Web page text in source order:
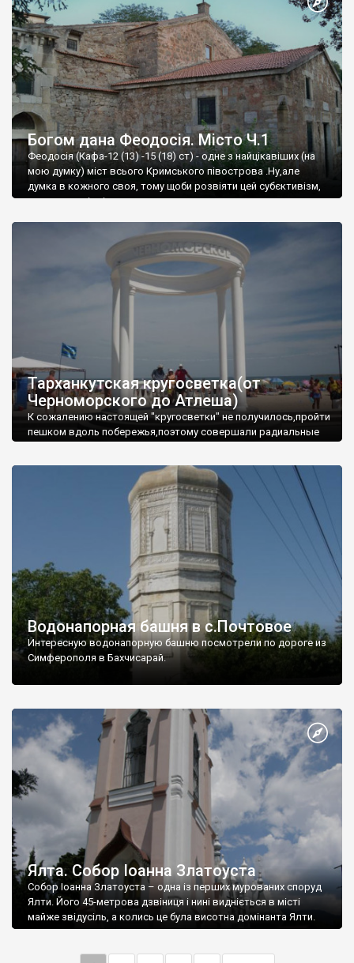
Богом дана Феодосія. Місто Ч.1
Феодосія (Кафа-12 (13) -15 (18) ст) - одне з найцікавіших (на
мою думку) міст всього Кримського півострова .Ну,але
думка в кожного своя, тому щоби розвіяти цей субєктивізм,
запрошую відвідати це
Тарханкутская кругосветка(от
Черноморского до Атлеша)
К сожалению настоящей "кругосветки" не получилось,пройти
пешком вдоль побережья,поэтому совершали радиальные
Водонапорная башня в с.Почтовое
Интересную водонапорную башню посмотрели по дороге из
Симферополя в Бахчисарай.
Ялта. Собор Іоанна Златоуста
Собор Іоанна Златоуста – одна із перших мурованих споруд
Ялти. Його 45-метрова дзвіниця і нині видніється в місті
майже звідусіль, а колись це була висотна домінанта Ялти.